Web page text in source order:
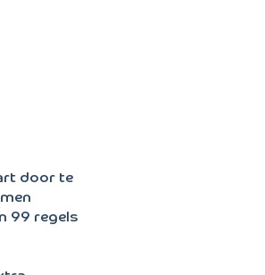
door te
99 regels